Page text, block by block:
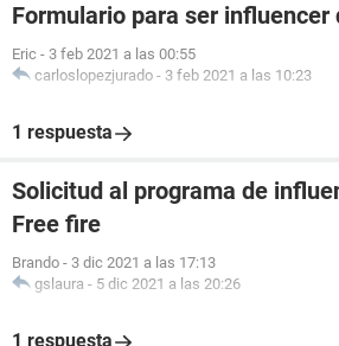
Formulario para ser influencer
Eric - 3 feb 2021 a las 00:55
carloslopezjurado - 3 feb 2021 a las 10:23
1 respuesta
Solicitud al programa de
Free fire
Brando - 3 dic 2021 a las 17:13
gslaura - 5 dic 2021 a las 20:26
1 respuesta